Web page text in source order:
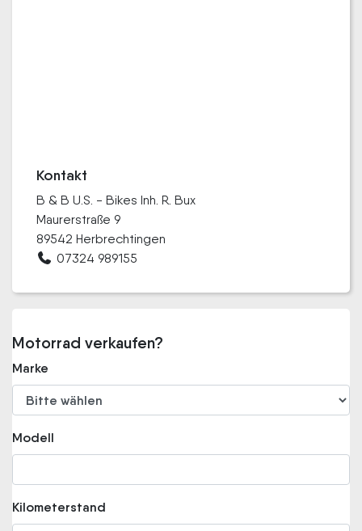
Kontakt
B & B U.S. - Bikes Inh. R. Bux
Maurerstraße 9
89542 Herbrechtingen
07324 989155
Motorrad verkaufen?
Marke
Modell
Kilometerstand